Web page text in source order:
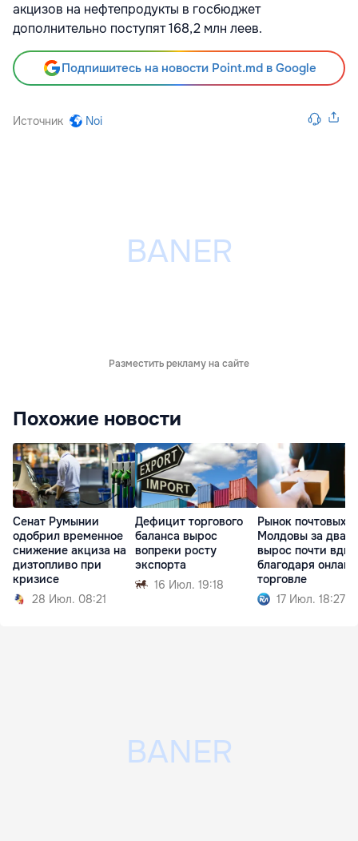
акцизов на нефтепродукты в госбюджет
дополнительно поступят 168,2 млн леев.
Подпишитесь на новости Point.md в Google
Источник Noi
Разместить рекламу на сайте
Похожие новости
Сенат Румынии
одобрил временное
снижение акциза на
дизтопливо при
кризисе
28 Июл. 08:21
Дефицит торгового
баланса вырос
вопреки росту
экспорта
16 Июл. 19:18
Рынок почтовых
Молдовы за два
вырос почти
благодаря
торговле
17 Июл. 18:27